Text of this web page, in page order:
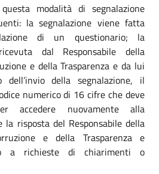
modalità di segnalazione
la segnalazione viene fatta
di un questionario; la
dal Responsabile della
e della Trasparenza e da lui
della segnalazione, il
numerico di 16 cifre che deve
accedere nuovamente alla
la risposta del Responsabile della
e della Trasparenza e
a richieste di chiarimenti o